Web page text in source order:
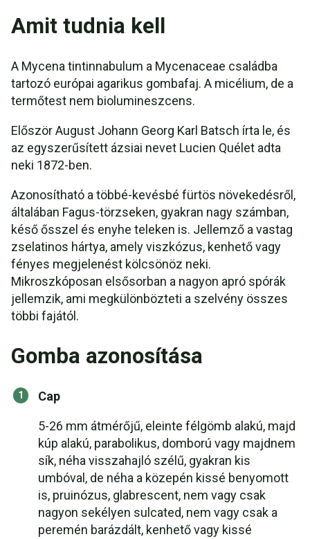
Amit tudnia kell
A Mycena tintinnabulum a Mycenaceae családba
tartozó európai agarikus gombafaj. A micélium, de a
termőtest nem biolumineszcens.
Először August Johann Georg Karl Batsch írta le, és
az egyszerűsített ázsiai nevet Lucien Quélet adta
neki 1872-ben.
Azonosítható a többé-kevésbé fürtös növekedésről,
általában Fagus-törzseken, gyakran nagy számban,
késő ősszel és enyhe teleken is. Jellemző a vastag
zselatinos hártya, amely viszkózus, kenhető vagy
fényes megjelenést kölcsönöz neki.
Mikroszkóposan elsősorban a nagyon apró spórák
jellemzik, ami megkülönbözteti a szelvény összes
többi fajától.
Gomba azonosítása
Cap
5-26 mm átmérőjű, eleinte félgömb alakú, majd
kúp alakú, parabolikus, domború vagy majdnem
sík, néha visszahajló szélű, gyakran kis
umbóval, de néha a közepén kissé benyomott
is, pruinózus, glabrescent, nem vagy csak
nagyon sekélyen sulcated, nem vagy csak a
peremén barázdált, kenhető vagy kissé